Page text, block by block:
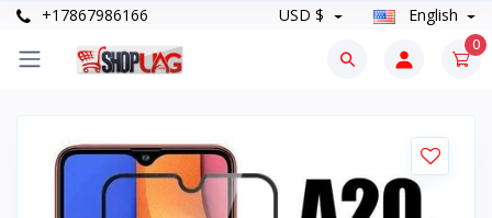
+17867986166 USD $ English
0